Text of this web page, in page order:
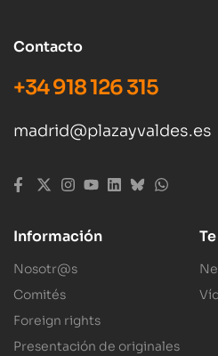
Contacto
+34 918 126 315
madrid@plazayvaldes.es
Información
Nosotr@s
Comités
Foreign rights
Presentación de originales